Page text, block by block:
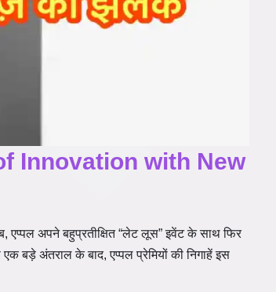
Innovation with New
एप्पल अपने बहुप्रतीक्षित “लेट लूस” इवेंट के साथ फिर
अंतराल के बाद, एप्पल प्रेमियों की निगाहें इस